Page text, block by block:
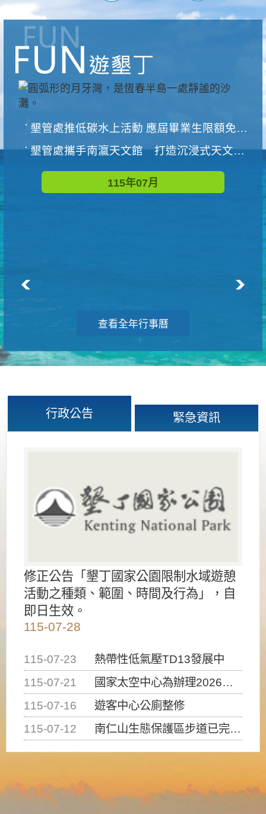
墾管處推低碳水上活動 應屆畢業生限額免費參加
墾管處攜手南瀛天文館 打造沉浸式天文探索營隊
115年07月
查看全年行事曆
行政公告 緊急資訊
修正公告「墾丁國家公園限制水域遊憩
活動之種類、範圍、時間及行為」，自
即日生效。
115-07-28
115-07-23
熱帶性低氣壓TD13發展中
115-07-21
國家太空中心為辦理2026台灣盃火箭競賽，陸、海、空域警戒及協調相關事宜，因颱風備案事宜
115-07-16
遊客中心公廁整修
115-07-12
南仁山生態保護區步道已完成修復，自115年7月13日（星期一）起恢復開放入園，歡迎民眾依規定申請入園....